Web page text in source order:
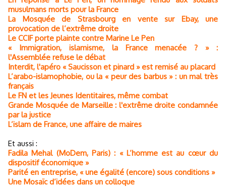
musulmans morts pour la France
La Mosquée de Strasbourg en vente sur Ebay, une
provocation de l’extrême droite
Le CCIF porte plainte contre Marine Le Pen
« Immigration, islamisme, la France menacée ? » :
l'Assemblée refuse le débat
Interdit, l'apéro « Saucisson et pinard » est remisé au placard
L’arabo-islamophobie, ou la « peur des barbus » : un mal très
français
Le FN et les Jeunes Identitaires, même combat
Grande Mosquée de Marseille : l'extrême droite condamnée
par la justice
L’islam de France, une affaire de maires
Et aussi :
Fadila Mehal (MoDem, Paris) : « L’homme est au cœur du
dispositif économique »
Parité en entreprise, « une égalité (encore) sous conditions »
Une Mosaïc d’idées dans un colloque